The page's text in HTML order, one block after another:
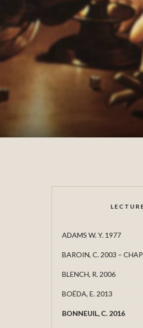
ADAMS W. Y. 1977
BAROIN, C. 2003 –
BLENCH, R. 2006
BOËDA, E. 2013
BONNEUIL, C. 2016